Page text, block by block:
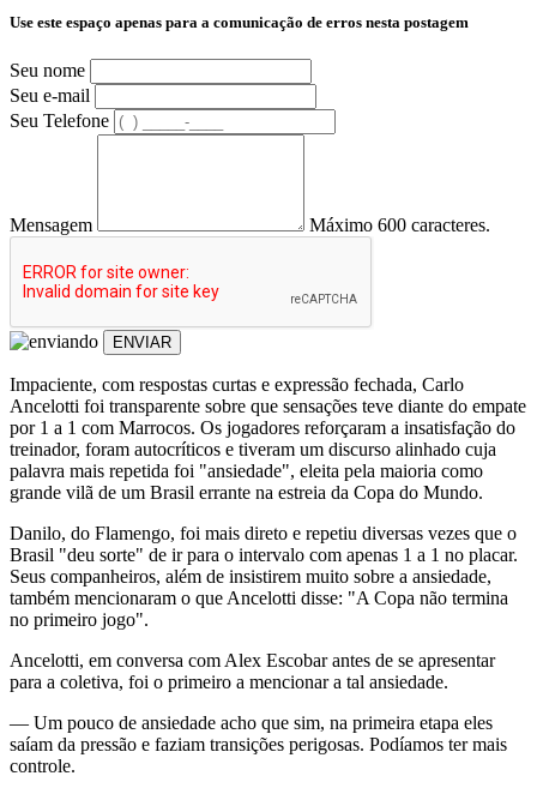
Use este espaço apenas para a comunicação de erros nesta postagem
Seu nome
Seu e-mail
Seu Telefone
Mensagem Máximo 600 caracteres.
ENVIAR
Impaciente, com respostas curtas e expressão fechada, Carlo
Ancelotti foi transparente sobre que sensações teve diante do empate
por 1 a 1 com Marrocos. Os jogadores reforçaram a insatisfação do
treinador, foram autocríticos e tiveram um discurso alinhado cuja
palavra mais repetida foi "ansiedade", eleita pela maioria como
grande vilã de um Brasil errante na estreia da Copa do Mundo.
Danilo, do Flamengo, foi mais direto e repetiu diversas vezes que o
Brasil "deu sorte" de ir para o intervalo com apenas 1 a 1 no placar.
Seus companheiros, além de insistirem muito sobre a ansiedade,
também mencionaram o que Ancelotti disse: "A Copa não termina
no primeiro jogo".
Ancelotti, em conversa com Alex Escobar antes de se apresentar
para a coletiva, foi o primeiro a mencionar a tal ansiedade.
— Um pouco de ansiedade acho que sim, na primeira etapa eles
saíam da pressão e faziam transições perigosas. Podíamos ter mais
controle.